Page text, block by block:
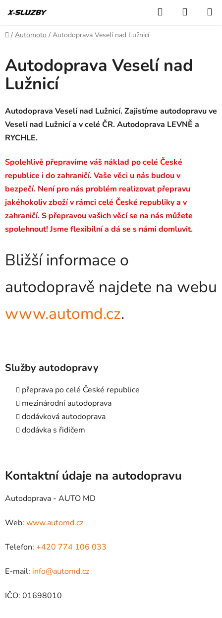
na
obsah
Hledat
KOŠÍK
Domů
/ Automoto / Autodoprava Veselí nad Lužnicí
Autodoprava Veselí nad
Lužnicí
Autodoprava Veselí nad Lužnicí. Zajistíme autodopravu ve
Veselí nad Lužnicí a v celé ČR. Autodoprava LEVNĚ a
RYCHLE.
Spolehlivě přepravíme váš náklad po celé České
republice i do zahraničí. Vaše věci u nás budou v
bezpečí. Není pro nás problém realizovat přepravu
jakéhokoliv zboží v rámci celé České republiky a v
zahraničí. S přepravou vašich věcí se na nás můžete
spolehnout! Jsme flexibilní a dá se s námi domluvit.
Bližší informace o
autodopravě najdete na webu
www.automd.cz.
Služby autodopravy
přeprava po celé České republice
mezinárodní autodoprava
dodávková autodoprava
dodávka s řidičem
Kontaktní údaje na autodopravu
Autodoprava - AUTO MD
Web: www.automd.cz
Telefon: +420 774 106 033
E-mail: info@automd.cz
IČO: 01698010